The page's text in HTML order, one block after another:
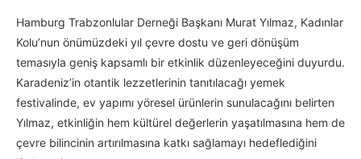
Hamburg Trabzonlular Derneği Başkanı Murat Yılmaz, Kadınlar
Kolu’nun önümüzdeki yıl çevre dostu ve geri dönüşüm
temasıyla geniş kapsamlı bir etkinlik düzenleyeceğini duyurdu.
Karadeniz’in otantik lezzetlerinin tanıtılacağı yemek
festivalinde, ev yapımı yöresel ürünlerin sunulacağını belirten
Yılmaz, etkinliğin hem kültürel değerlerin yaşatılmasına hem de
çevre bilincinin artırılmasına katkı sağlamayı hedeflediğini